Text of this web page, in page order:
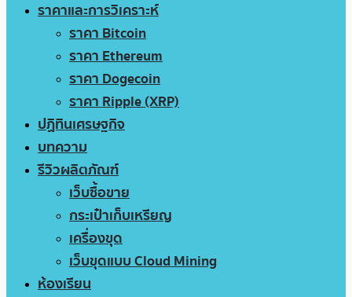
ราคาและการวิเคราะห์
ราคา Bitcoin
ราคา Ethereum
ราคา Dogecoin
ราคา Ripple (XRP)
ปฏิทินเศรษฐกิจ
บทความ
รีวิวผลิตภัณฑ์
เว็บซื้อขาย
กระเป๋าเก็บเหรียญ
เครื่องขุด
เว็บขุดแบบ Cloud Mining
ห้องเรียน